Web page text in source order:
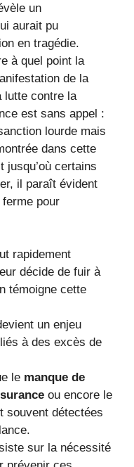
un
aurait pu
en tragédie.
à quel point la
de la
lutte contre la
est sans appel :
lourde mais
dans cette
jusqu’où certains
il paraît évident
pour
rapidement
décide de fuir à
témoigne cette
un enjeu
à des excès de
le manque de
ou encore le
souvent détectées
sur la nécessité